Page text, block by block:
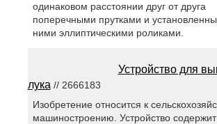
одинаковом расстоянии друг от друга
поперечными прутками и
ними эллиптическими роликами.
Устройство для
лука// 2666183
Изобретение относится к
машиностроению. Устройство